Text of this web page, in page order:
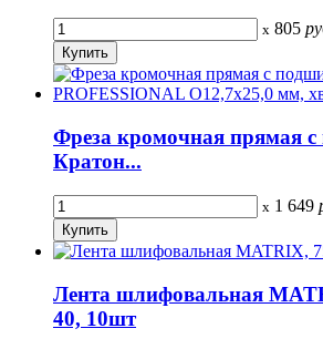
x 805
Фреза кромочная прямая
Кратон...
x 1 649
Лента шлифовальная
40, 10шт